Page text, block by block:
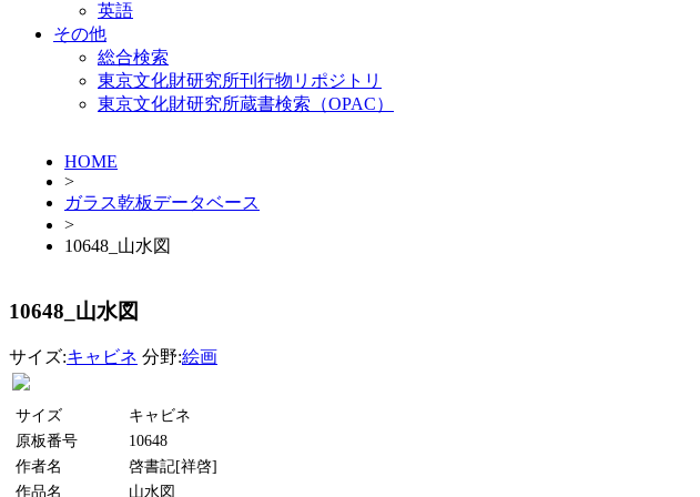
英語
その他
総合検索
東京文化財研究所刊行物リポジトリ
東京文化財研究所蔵書検索（OPAC）
HOME
>
ガラス乾板データベース
>
10648_山水図
10648_山水図
サイズ:キャビネ 分野:絵画
サイズ
キャビネ
原板番号
10648
作者名
啓書記[祥啓]
作品名
山水図